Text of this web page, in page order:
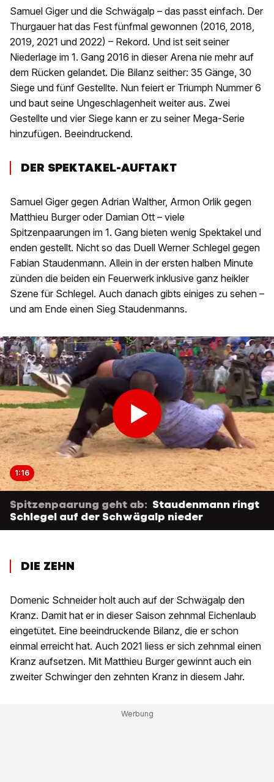
Samuel Giger und die Schwägalp – das passt einfach. Der
Thurgauer hat das Fest fünfmal gewonnen (2016, 2018,
2019, 2021 und 2022) – Rekord. Und ist seit seiner
Niederlage im 1. Gang 2016 in dieser Arena nie mehr auf
dem Rücken gelandet. Die Bilanz seither: 35 Gänge, 30
Siege und fünf Gestellte. Nun feiert er Triumph Nummer 6
und baut seine Ungeschlagenheit weiter aus. Zwei
Gestellte und vier Siege kann er zu seiner Mega-Serie
hinzufügen. Beeindruckend.
DER SPEKTAKEL-AUFTAKT
Samuel Giger gegen Adrian Walther, Armon Orlik gegen
Matthieu Burger oder Damian Ott – viele
Spitzenpaarungen im 1. Gang bieten wenig Spektakel und
enden gestellt. Nicht so das Duell Werner Schlegel gegen
Fabian Staudenmann. Allein in der ersten halben Minute
zünden die beiden ein Feuerwerk inklusive ganz heikler
Szene für Schlegel. Auch danach gibts einiges zu sehen –
und am Ende einen Sieg Staudenmanns.
1:16
Spitzenpaarung geht ab: Staudenmann ringt
Schlegel auf der Schwägalp nieder
DIE ZEHN
Domenic Schneider holt auch auf der Schwägalp den
Kranz. Damit hat er in dieser Saison zehnmal Eichenlaub
eingetütet. Eine beeindruckende Bilanz, die er schon
einmal erreicht hat. Auch 2021 liess er sich zehnmal einen
Kranz aufsetzen. Mit Matthieu Burger gewinnt auch ein
zweiter Schwinger den zehnten Kranz in diesem Jahr.